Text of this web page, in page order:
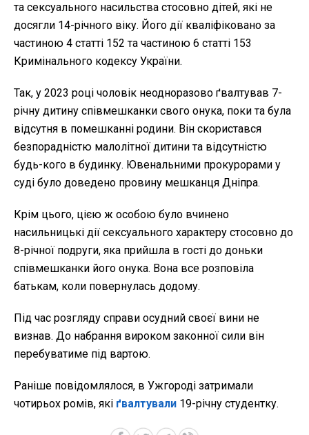
та сексуального насильства стосовно дітей, які не
досягли 14-річного віку. Його дії кваліфіковано за
частиною 4 статті 152 та частиною 6 статті 153
Кримінального кодексу України.
Так, у 2023 році чоловік неодноразово ґвалтував 7-
річну дитину співмешканки свого онука, поки та була
відсутня в помешканні родини. Він скористався
безпорадністю малолітної дитини та відсутністю
будь-кого в будинку. Ювенальними прокурорами у
суді було доведено провину мешканця Дніпра.
Крім цього, цією ж особою було вчинено
насильницькі дії сексуального характеру стосовно до
8-річної подруги, яка прийшла в гості до доньки
співмешканки його онука. Вона все розповіла
батькам, коли повернулась додому.
Під час розгляду справи осудний своєї вини не
визнав. До набрання вироком законної сили він
перебуватиме під вартою.
Раніше повідомлялося, в Ужгороді затримали
чотирьох ромів, які ґвалтували 19-річну студентку.